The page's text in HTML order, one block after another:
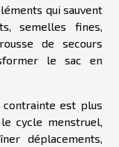
qui sauvent
semelles fines,
de secours
le sac en
est plus
cycle menstruel,
déplacements,